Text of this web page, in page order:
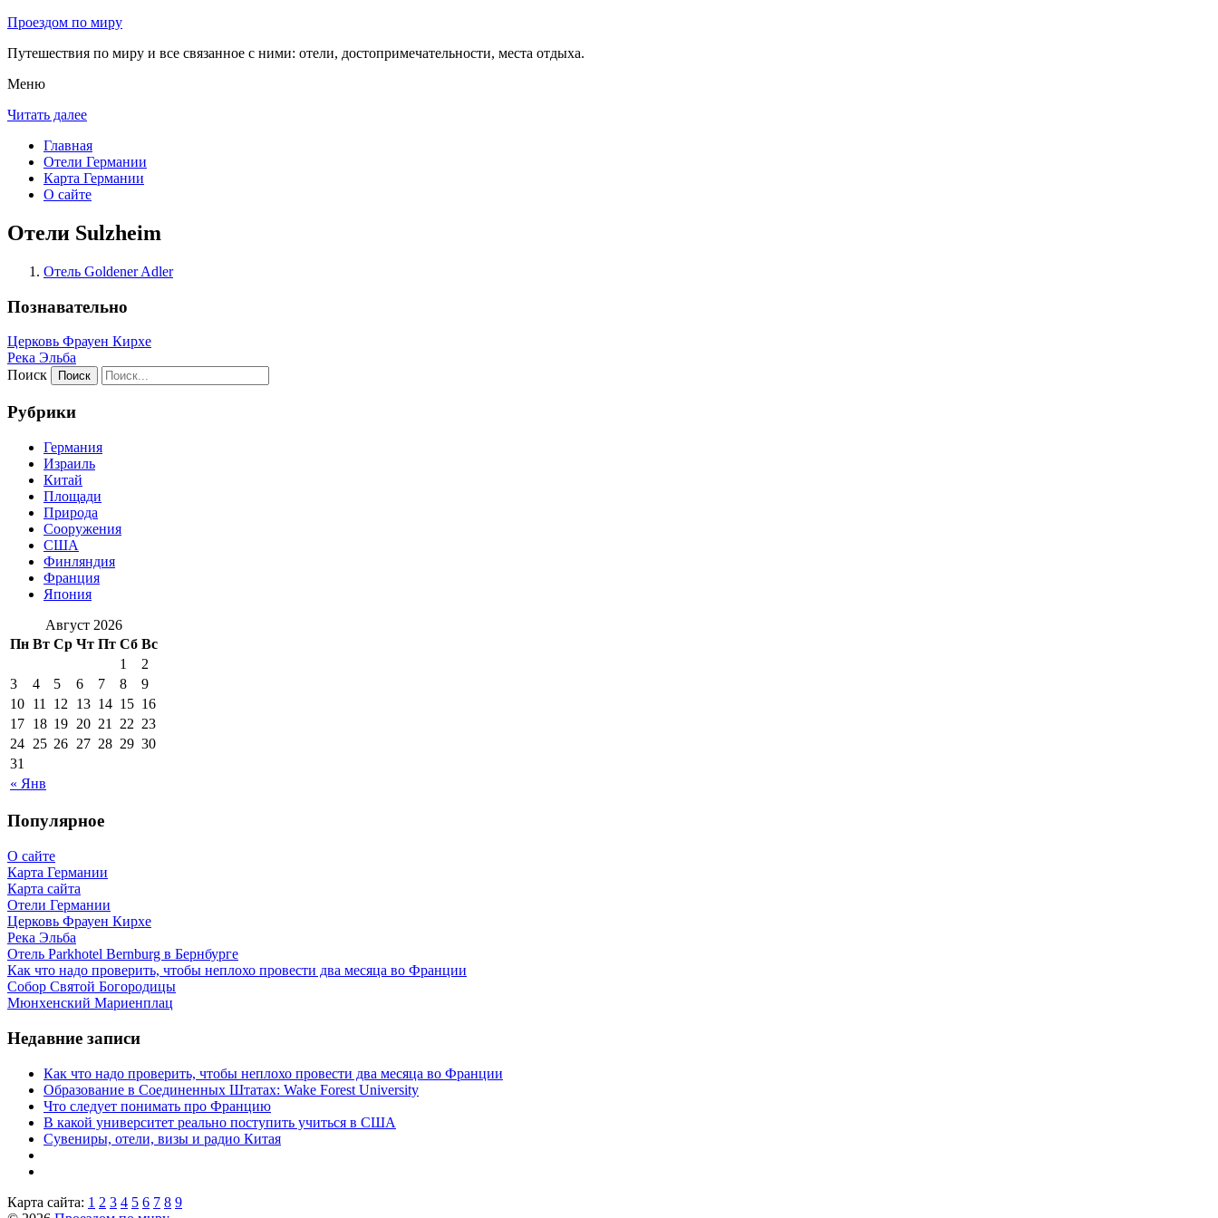
Проездом по миру
Путешествия по миру и все связанное с ними: отели, достопримечательности, места отдыха.
Меню
Читать далее
Главная
Отели Германии
Карта Германии
О сайте
Отели Sulzheim
Отель Goldener Adler
Познавательно
Церковь Фрауен Кирхе
Река Эльба
Поиск
Рубрики
Германия
Израиль
Китай
Площади
Природа
Сооружения
США
Финляндия
Франция
Япония
Август 2026
Пн Вт Ср Чт Пт Сб Вс
« Янв
1
2
3
4 5 6 7 8
9
10 11 12 13 14 15 16
17 18 19 20 21 22 23
24 25 26 27 28 29 30
31
Популярное
О сайте
Карта Германии
Карта сайта
Отели Германии
Церковь Фрауен Кирхе
Река Эльба
Отель Parkhotel Bernburg в Бернбурге
Как что надо проверить, чтобы неплохо провести два месяца во Франции
Собор Святой Богородицы
Мюнхенский Мариенплац
Недавние записи
Как что надо проверить, чтобы неплохо провести два месяца во Франции
Образование в Соединенных Штатах: Wake Forest University
Что следует понимать про Францию
В какой университет реально поступить учиться в США
Сувениры, отели, визы и радио Китая
Карта сайта: 1 2 3 4 5 6 7 8 9